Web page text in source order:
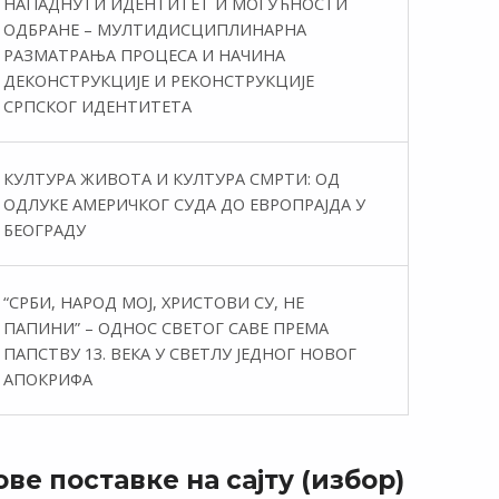
ОДБРАНЕ – МУЛТИДИСЦИПЛИНАРНА
РАЗМАТРАЊА ПРОЦЕСА И НАЧИНА
ДЕКОНСТРУКЦИЈЕ И РЕКОНСТРУКЦИЈЕ
СРПСКОГ ИДЕНТИТЕТА
КУЛТУРА ЖИВОТА И КУЛТУРА СМРТИ: ОД
ОДЛУКЕ АМЕРИЧКОГ СУДА ДО ЕВРОПРАЈДА У
БЕОГРАДУ
“СРБИ, НАРОД МОЈ, ХРИСТОВИ СУ, НЕ
ПАПИНИ” – ОДНОС СВЕТОГ САВЕ ПРЕМА
ПАПСТВУ 13. ВЕКА У СВЕТЛУ ЈЕДНОГ НОВОГ
АПОКРИФА
поставке на сајту (избор)